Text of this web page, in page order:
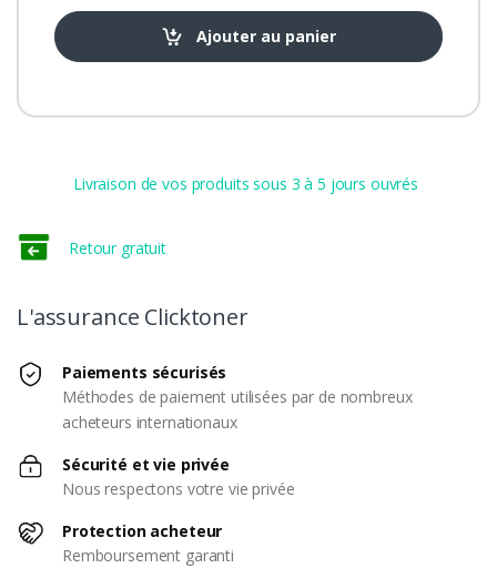
Ajouter au panier
Livraison de vos produits sous 3 à 5 jours ouvrés
Retour gratuit
L'assurance Clicktoner
Paiements sécurisés
Méthodes de paiement utilisées par de nombreux
acheteurs internationaux
Sécurité et vie privée
Nous respectons votre vie privée
Protection acheteur
Remboursement garanti